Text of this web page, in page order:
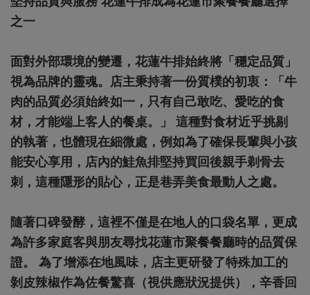
之一
面對外部環境的變遷，花蓮牛排始終將「穩定品質」
視為品牌的靈魂。店主秉持著一份質樸的初衷：「牛
肉的品質必須始終如一，只有自己敢吃、愛吃的食
材，才能端上客人的餐桌。」 這種對食材近乎挑剔
的執著，也體現在細微處，例如為了確保長輩與小孩
能安心享用，店內的鮭魚排堅持買回後親手剃骨去
刺，這種隱形的貼心，正是巷弄美食最動人之處。
隨著口碑發酵，這裡不僅是在地人的口袋名單，更成
為許多家庭客與朋友尋找花蓮市聚餐餐廳時的品質保
證。 為了增添在地風味，店主更研發了特殊加工的
剝皮辣椒作為佐餐驚喜（視供應狀況提供），辛香回